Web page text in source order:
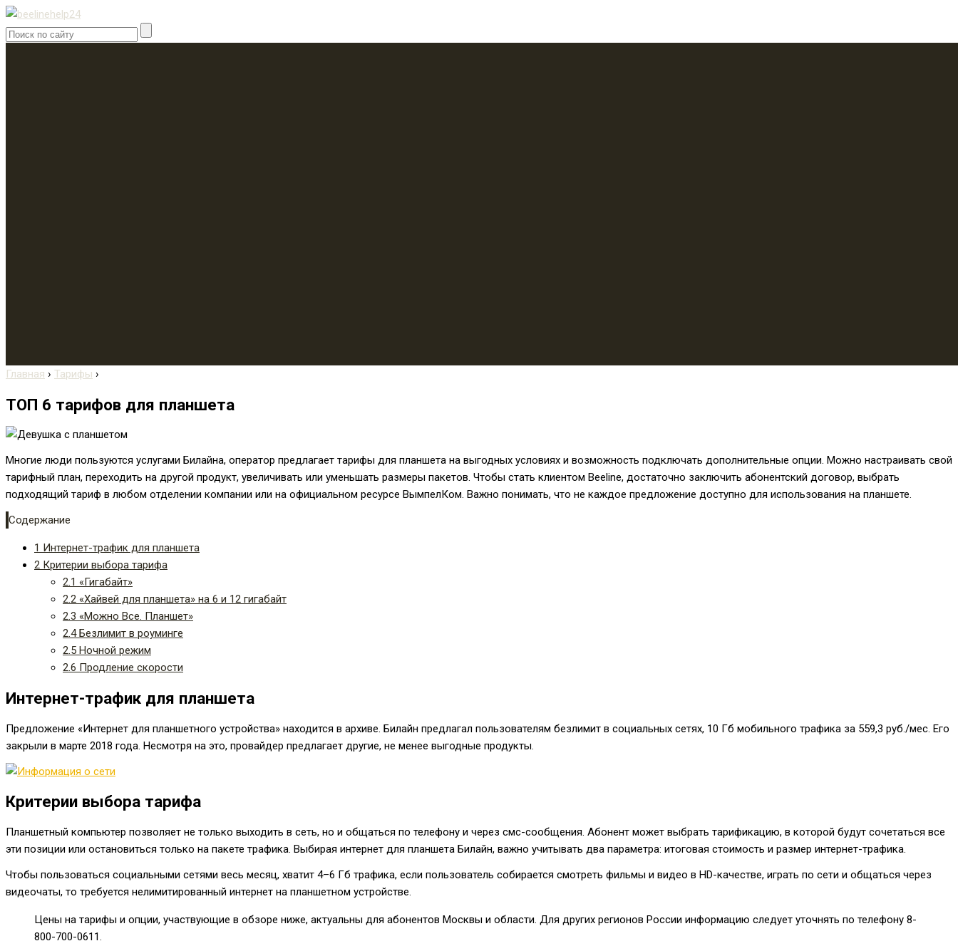
Главная › Тарифы ›
ТОП 6 тарифов для планшета
Многие люди пользуются услугами Билайна, оператор предлагает тарифы для планшета на выгодных условиях и возможность подключать дополнительные опции. Можно настраивать свой
тарифный план, переходить на другой продукт, увеличивать или уменьшать размеры пакетов. Чтобы стать клиентом Beeline, достаточно заключить абонентский договор, выбрать
подходящий тариф в любом отделении компании или на официальном ресурсе ВымпелКом. Важно понимать, что не каждое предложение доступно для использования на планшете.
Содержание
1 Интернет-трафик для планшета
2 Критерии выбора тарифа
2.1 «Гигабайт»
2.2 «Хайвей для планшета» на 6 и 12 гигабайт
2.3 «Можно Все. Планшет»
2.4Безлимит в роуминге
2.5 Ночной режим
2.6 Продление скорости
Интернет-трафик для планшета
Предложение «Интернет для планшетного устройства» находится в архиве. Билайн предлагал пользователям безлимит в социальных сетях, 10 Гб мобильного трафика за 559,3 руб./мес. Его
закрыли в марте 2018 года. Несмотря на это, провайдер предлагает другие, не менее выгодные продукты.
Критерии выбора тарифа
Планшетный компьютер позволяет не только выходить в сеть, но и общаться по телефону и через смс-сообщения. Абонент может выбрать тарификацию, в которой будут сочетаться все
эти позиции или остановиться только на пакете трафика. Выбирая интернет для планшета Билайн, важно учитывать два параметра: итоговая стоимость и размер интернет-трафика.
Чтобы пользоваться социальными сетями весь месяц, хватит 4–6 Гб трафика, если пользователь собирается смотреть фильмы и видео в HD-качестве, играть по сети и общаться через
видеочаты, то требуется нелимитированный интернет на планшетном устройстве.
Цены на тарифы и опции, участвующие в обзоре ниже, актуальны для абонентов Москвы и области. Для других регионов России информацию следует уточнять по телефону 8-
800-700-0611.